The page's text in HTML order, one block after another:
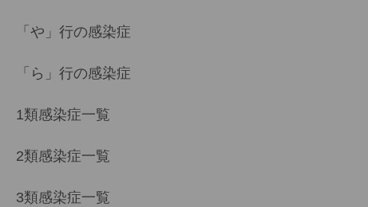
「や」行の感染症
「ら」行の感染症
1類感染症一覧
2類感染症一覧
3類感染症一覧